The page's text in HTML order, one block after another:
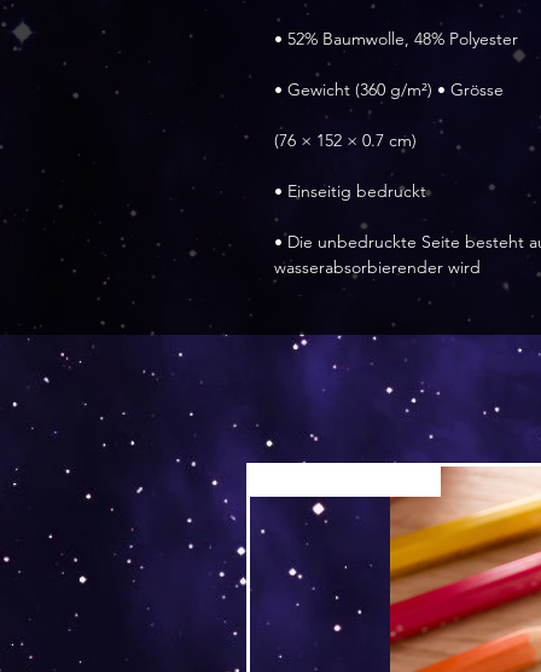
• 52% Baumwolle, 48% Polyester
• Gewicht (360 g/m²) • Grösse
(76 × 152 × 0.7 cm)
• Einseitig bedruckt
• Die unbedruckte Seite besteht
wasserabsorbierender wird